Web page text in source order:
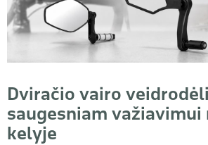
Dviračio vairo
saugesniam važiavimui
kelyje